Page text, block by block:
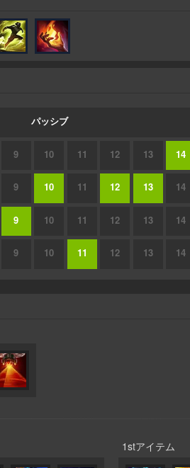
パッシブ
9 10 11 12 13 14
9 10 11 12 13 14
9 10 11 12 13 14
9 10 11 12 13 14
1stアイテム